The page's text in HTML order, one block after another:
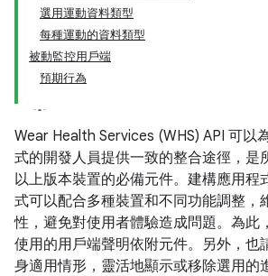
選用運動資料類型
每種運動的資料類型
被動監控用戶端
預期行為
Wear Health Services (WHS) API 可以
式的開發人員提供一致的整合途徑，是
以上版本裝置的必備元件。建構應用程
式可以配合多種裝置和不同功能調整，
性，避免對使用者體驗造成問題。為此
使用的用戶端聲明依附元件。另外，也
身適用情形，靈活地顯示或移除選用的